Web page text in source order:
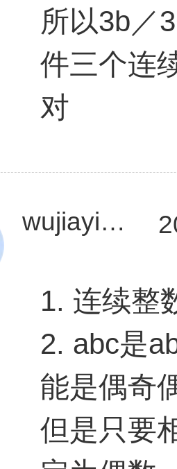
所以3b／
件三个连
对
wujiayi666
1. 连续整
2. abc是
能是偶奇
但是只要